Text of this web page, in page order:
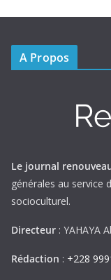
A Propos
Le journal
générales au service
socioculturel.
Directeur : YAHAYA
Rédaction : +228